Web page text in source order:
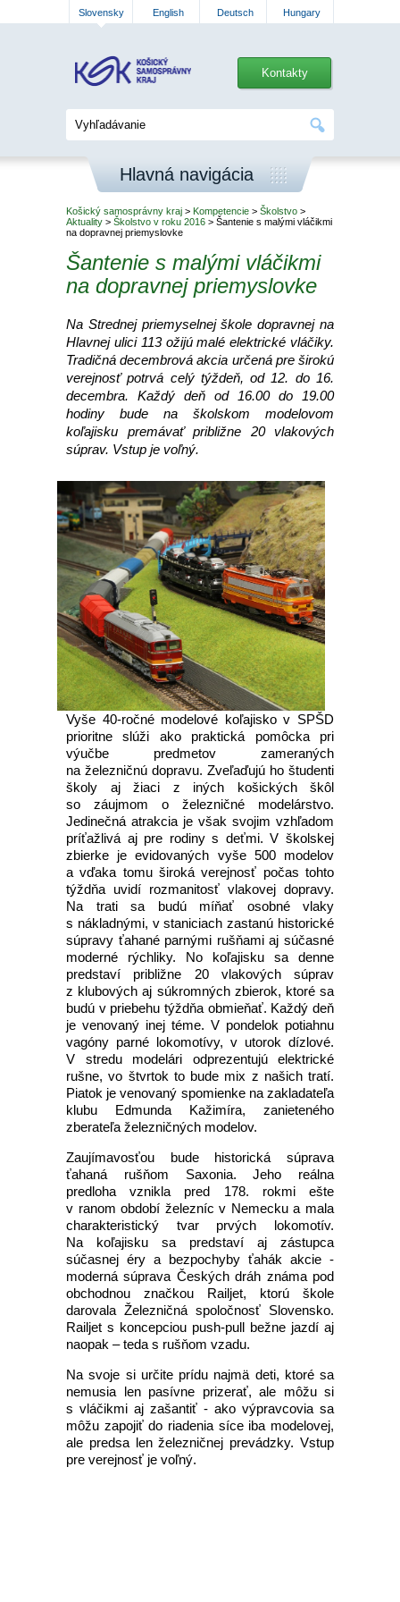
Slovensky English Deutsch Hungary
Kontakty
Hlavná navigácia
Košický samosprávny kraj > Kompetencie > Školstvo >
Aktuality > Školstvo v roku 2016 > Šantenie s malými vláčikmi
na dopravnej priemyslovke
Šantenie s malými vláčikmi
na dopravnej priemyslovke
Na Strednej priemyselnej škole dopravnej na
Hlavnej ulici 113 ožijú malé elektrické vláčiky.
Tradičná decembrová akcia určená pre širokú
verejnosť potrvá celý týždeň, od 12. do 16.
decembra. Každý deň od 16.00 do 19.00
hodiny bude na školskom modelovom
koľajisku premávať približne 20 vlakových
súprav. Vstup je voľný.
Vyše 40-ročné modelové koľajisko v SPŠD
prioritne slúži ako praktická pomôcka pri
výučbe predmetov zameraných
na železničnú dopravu. Zveľaďujú ho študenti
školy aj žiaci z iných košických škôl
so záujmom o železničné modelárstvo.
Jedinečná atrakcia je však svojim vzhľadom
príťažlivá aj pre rodiny s deťmi. V školskej
zbierke je evidovaných vyše 500 modelov
a vďaka tomu široká verejnosť počas tohto
týždňa uvidí rozmanitosť vlakovej dopravy.
Na trati sa budú míňať osobné vlaky
s nákladnými, v staniciach zastanú historické
súpravy ťahané parnými rušňami aj súčasné
moderné rýchliky. No koľajisku sa denne
predstaví približne 20 vlakových súprav
z klubových aj súkromných zbierok, ktoré sa
budú v priebehu týždňa obmieňať. Každý deň
je venovaný inej téme. V pondelok potiahnu
vagóny parné lokomotívy, v utorok dízlové.
V stredu modelári odprezentujú elektrické
rušne, vo štvrtok to bude mix z našich tratí.
Piatok je venovaný spomienke na zakladateľa
klubu Edmunda Kažimíra, zanieteného
zberateľa železničných modelov.
Zaujímavosťou bude historická súprava
ťahaná rušňom Saxonia. Jeho reálna
predloha vznikla pred 178. rokmi ešte
v ranom období železníc v Nemecku a mala
charakteristický tvar prvých lokomotív.
Na koľajisku sa predstaví aj zástupca
súčasnej éry a bezpochyby ťahák akcie -
moderná súprava Českých dráh známa pod
obchodnou značkou Railjet, ktorú škole
darovala Železničná spoločnosť Slovensko.
Railjet s koncepciou push-pull bežne jazdí aj
naopak – teda s rušňom vzadu.
Na svoje si určite prídu najmä deti, ktoré sa
nemusia len pasívne prizerať, ale môžu si
s vláčikmi aj zašantiť - ako výpravcovia sa
môžu zapojiť do riadenia síce iba modelovej,
ale predsa len železničnej prevádzky. Vstup
pre verejnosť je voľný.